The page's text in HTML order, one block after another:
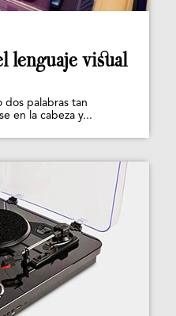
lenguaje visual
dos palabras tan
en la cabeza y...